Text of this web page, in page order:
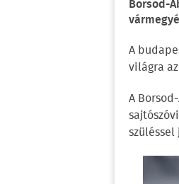
Borsod-
A
világra
A